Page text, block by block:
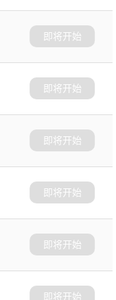
即将开始
即将开始
即将开始
即将开始
即将开始
即将开始